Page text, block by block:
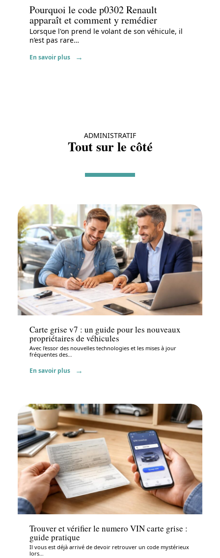
Pourquoi le code p0302 Renault
apparaît et comment y remédier
Lorsque l'on prend le volant de son véhicule, il
n’est pas rare…
En savoir plus
ADMINISTRATIF
Tout sur le côté
Administratif
Carte grise v7 : un guide pour les nouveaux
propriétaires de véhicules
Avec l'essor des nouvelles technologies et les mises à jour
fréquentes des
En savoir plus
Administratif
Trouver et vérifier le numero VIN carte grise :
guide pratique
Il vous est déjà arrivé de devoir retrouver un code mystérieux
lors…